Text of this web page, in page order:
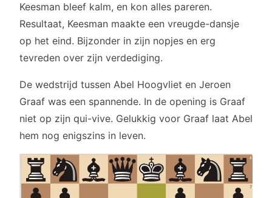
Keesman bleef kalm, en kon alles pareren.
Resultaat, Keesman maakte een vreugde-dansje
op het eind. Bijzonder in zijn nopjes en erg
tevreden over zijn verdediging.
De wedstrijd tussen Abel Hoogvliet en Jeroen
Graaf was een spannende. In de opening is Graaf
niet op zijn qui-vive. Gelukkig voor Graaf laat Abel
hem nog enigszins in leven.